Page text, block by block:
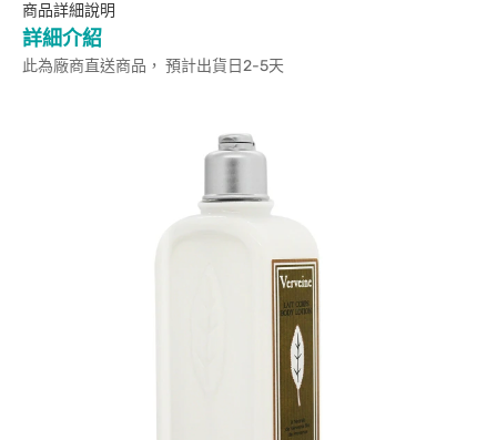
商品詳細說明
詳細介紹
此為廠商直送商品， 預計出貨日2-5天